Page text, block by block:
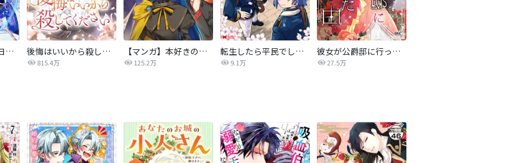
氷華の騎士【タテヨミ】 後悔はいいから殺してください
815.4万
【マンガ】本好きの下剋上 第四部
125.2万
転生したら平民でした。～生活水準に耐えられないので貴族を目指します～（コミック）
9.1万
彼女が公爵邸に行った理由【タテヨミ】
27.5万